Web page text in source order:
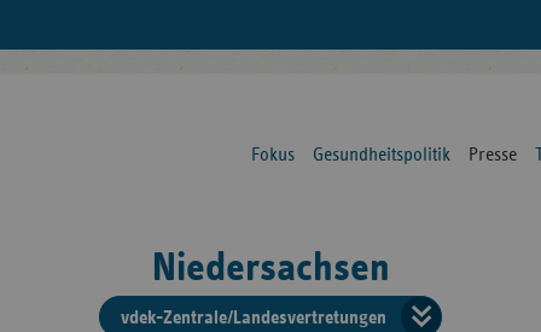
Fokus Gesundheitspolitik Presse
Niedersachsen
vdek-Zentrale/Landesvertretungen